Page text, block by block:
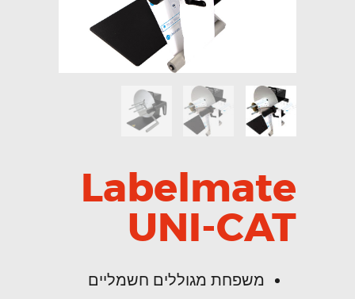
Labelmate
UNI-CAT
משפחת מגוללים חשמליים